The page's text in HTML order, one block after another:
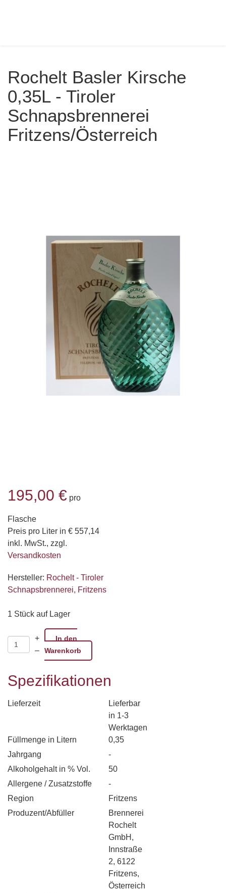
Rochelt Basler Kirsche
0,35L - Tiroler
Schnapsbrennerei
Fritzens/Österreich
195,00 € pro
Flasche
Preis pro Liter in € 557,14
inkl. MwSt., zzgl.
Versandkosten
Hersteller: Rochelt - Tiroler
Schnapsbrennerei, Fritzens
1 Stück auf Lager
+
In den
Warenkorb
–
Spezifikationen
Lieferzeit
Lieferbar
in 1-3
Werktagen
Füllmenge in Litern
0,35
Jahrgang
-
Alkoholgehalt in % Vol.
50
Allergene / Zusatzstoffe
-
Region
Fritzens
Produzent/Abfüller
Brennerei
Rochelt
GmbH,
Innstraße
2, 6122
Fritzens,
Österreich